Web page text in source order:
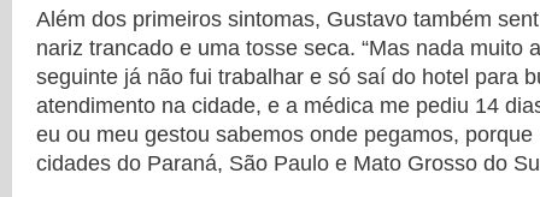
Além dos primeiros sintomas, Gustavo também
nariz trancado e uma tosse seca. “Mas nada muito
seguinte já não fui trabalhar e só saí do hotel para
atendimento na cidade, e a médica me pediu 14
eu ou meu gestou sabemos onde pegamos,
cidades do Paraná, São Paulo e Mato Grosso do